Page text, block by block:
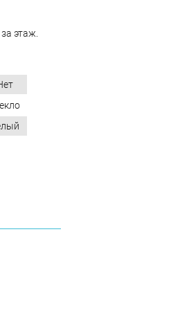
этаж.